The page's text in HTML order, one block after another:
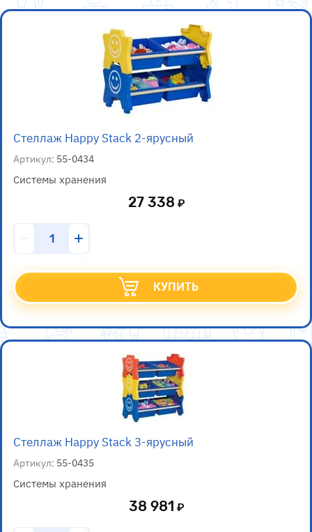
Стеллаж Happy Stack 2-ярусный
Артикул: 55-0434
Системы хранения
27 338
КУПИТЬ
Стеллаж Happy Stack 3-ярусный
Артикул: 55-0435
Системы хранения
38 981